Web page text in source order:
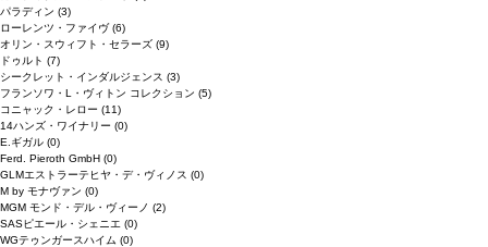
パラディン (3)
ローレンツ・ファイヴ(6)
オリン・スウィフト・セラーズ (9)
ドゥルト (7)
シークレット・インダルジェンス (3)
フランソワ・L・ヴィトン コレクション (5)
コニャック・レロー (11)
14ハンズ・ワイナリー (0)
E.ギガル (0)
Ferd. Pieroth GmbH (0)
GLMエストラーテヒヤ・デ・ヴィノス (0)
M by モナヴァン (0)
MGM モンド・デル・ヴィーノ (2)
SASピエール・シェニエ (0)
WGテゥンガースハイム (0)